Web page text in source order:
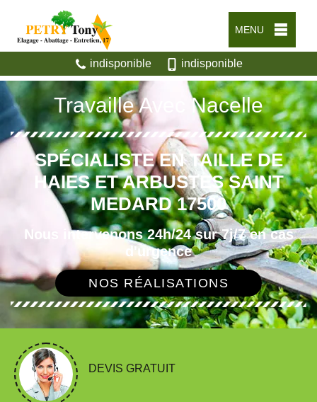
MENU
indisponible indisponible
Travaille Avec Nacelle
SPÉCIALISTE EN TAILLE DE
HAIES ET ARBUSTES SAINT
MEDARD 17500
Nous intervenons 24h/24 sur 7j/7 en cas
d'urgence
NOS RÉALISATIONS
DEVIS GRATUIT